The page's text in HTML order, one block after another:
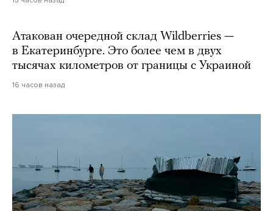
Атакован очередной склад Wildberries —
в Екатеринбурге. Это более чем в двух
тысячах километров от границы с Украиной
16 часов назад